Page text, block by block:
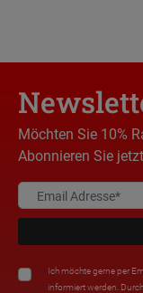
Möchten Sie 10%
Abonnieren Sie
Ich möchte gerne per
informiert werden.